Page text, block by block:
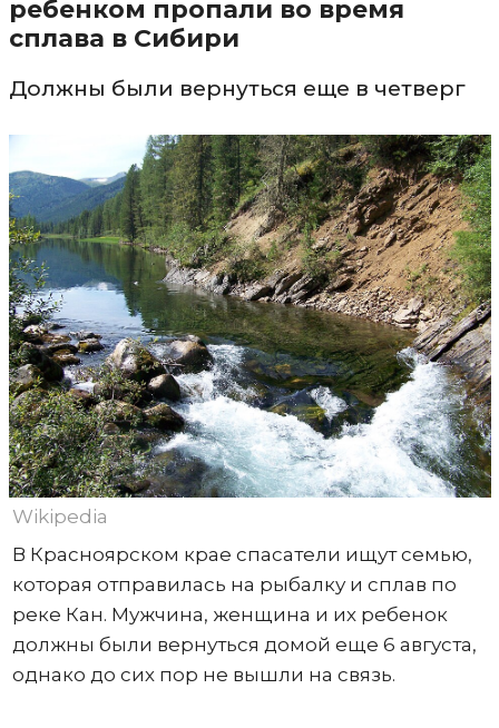
ребенком пропали во время
сплава в Сибири
Должны были вернуться еще в четверг
Wikipedia
В Красноярском крае спасатели ищут семью,
которая отправилась на рыбалку и сплав по
реке Кан. Мужчина, женщина и их ребенок
должны были вернуться домой еще 6 августа,
однако до сих пор не вышли на связь.